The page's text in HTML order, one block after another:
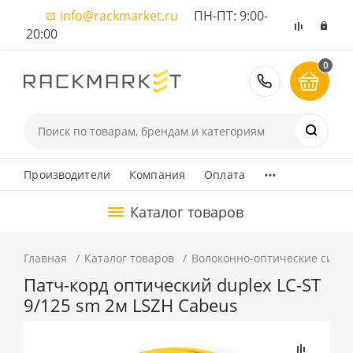
info@rackmarket.ru ПН-ПТ: 9:00-
20:00
8 (495)
0
Производители Компания Оплата ...
Каталог товаров
Главная Каталог товаров Волоконно-оптические
Патч-корд оптический duplex LC-ST
9/125 sm 2м LSZH Cabeus